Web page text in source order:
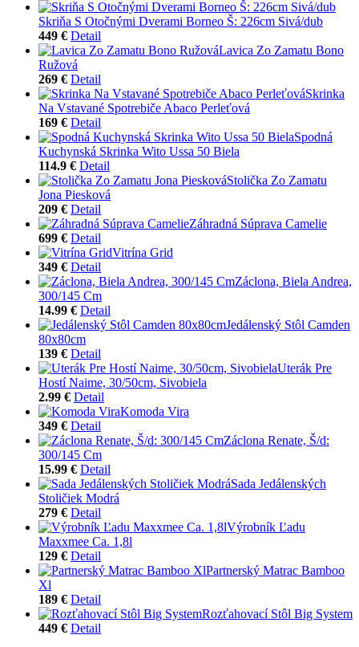
Skriňa S Otočnými Dverami Borneo Š: 226cm Sivá/dub
449 € Detail
Lavica Zo Zamatu Bono
Ružová
269 € Detail
Skrinka
Na Vstavané Spotrebiče Abaco Perleťová
169 € Detail
Spodná
Kuchynská Skrinka Wito Ussa 50 Biela
114.9 € Detail
Stolička Zo Zamatu
Jona Piesková
209 € Detail
Záhradná Súprava Camelie
699 € Detail
Vitrína Grid
349 € Detail
Záclona, Biela Andrea,
300/145 Cm
14.99 € Detail
Jedálenský Stôl Camden
80x80cm
139 € Detail
Uterák Pre
Hostí Naime, 30/50cm, Sivobiela
2.99 € Detail
Komoda Vira
349 € Detail
Záclona Renate, Š/d:
300/145 Cm
15.99 € Detail
Sada Jedálenských
Stoličiek Modrá
279 € Detail
Výrobník Ľadu
Maxxmee Ca. 1,8l
129 € Detail
Partnerský Matrac Bamboo
Xl
189 € Detail
Rozťahovací Stôl Big System
449 € Detail